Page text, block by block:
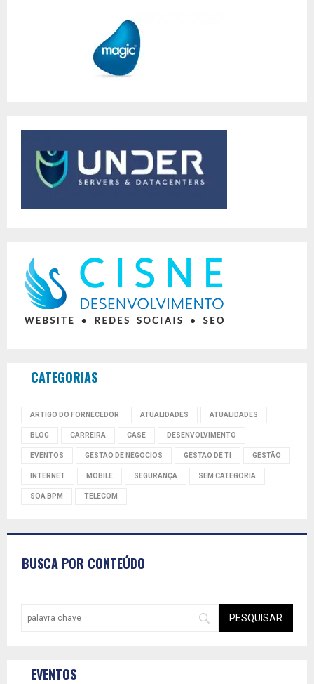
CATEGORIAS
ARTIGO DO FORNECEDOR ATUALIDADES ATUALIDADES
BLOG CARREIRA CASE DESENVOLVIMENTO
EVENTOS GESTAO DE NEGOCIOS GESTAO DE TI GESTÃO
INTERNET MOBILE SEGURANÇA SEM CATEGORIA
SOA BPM TELECOM
BUSCA POR CONTEÚDO
EVENTOS